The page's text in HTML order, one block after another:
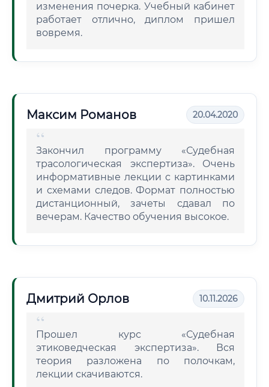
изменения почерка. Учебный кабинет
работает отлично, диплом пришел
вовремя.
Максим Романов 20.04.2020
Закончил программу «Судебная
трасологическая экспертиза». Очень
информативные лекции с картинками
и схемами следов. Формат полностью
дистанционный, зачеты сдавал по
вечерам. Качество обучения высокое.
Дмитрий Орлов 10.11.2026
Прошел курс «Судебная
этиковедческая экспертиза». Вся
теория разложена по полочкам,
лекции скачиваются.